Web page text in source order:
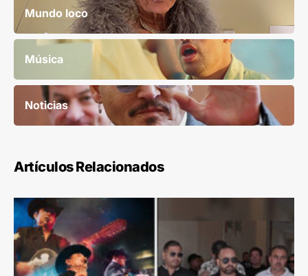
Mundo loco
Música
Noticias
Artículos Relacionados